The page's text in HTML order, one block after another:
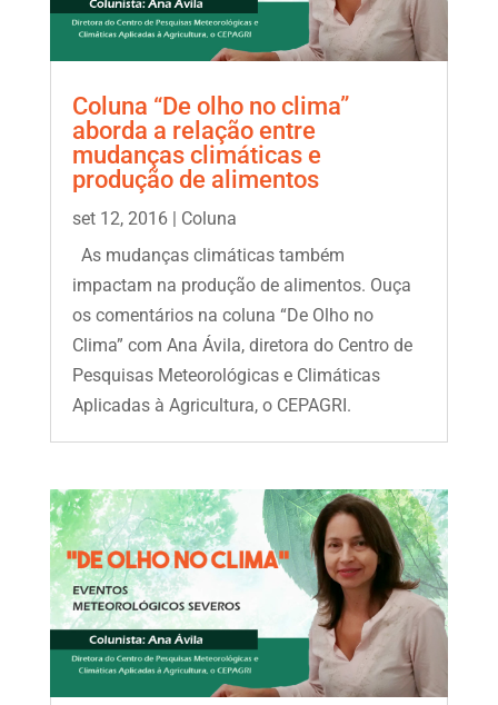
Coluna “De olho no clima”
aborda a relação entre
mudanças climáticas e
produção de alimentos
set 12, 2016| Coluna
As mudanças climáticas também
impactam na produção de alimentos. Ouça
os comentários na coluna “De Olho no
Clima” com Ana Ávila, diretora do Centro de
Pesquisas Meteorológicas e Climáticas
Aplicadas à Agricultura, o CEPAGRI.